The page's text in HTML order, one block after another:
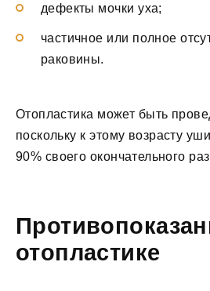
дефекты мочки уха;
частичное или полное
раковины.
Отопластика может быть
поскольку к этому возрасту
90% своего окончательного
отопластике